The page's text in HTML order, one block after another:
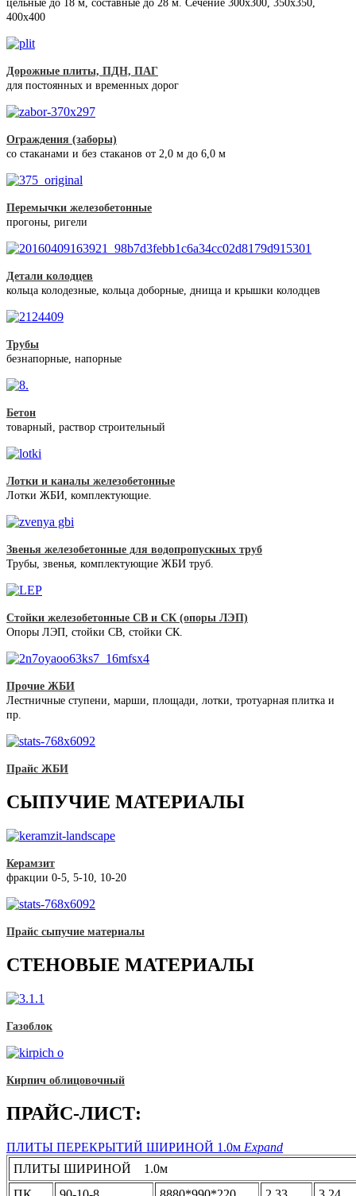
цельные до 18 м, составные до 28 м. Сечение 300x300, 350x350,
400х400
Дорожные плиты, ПДН, ПАГ
для постоянных и временных дорог
Ограждения (заборы)
со стаканами и без стаканов от 2,0 м до 6,0 м
Перемычки железобетонные
прогоны, ригели
Детали колодцев
кольца колодезные, кольца доборные, днища и крышки колодцев
Трубы
безнапорные, напорные
Бетон
товарный, раствор строительный
Лотки и каналы железобетонные
Лотки ЖБИ, комплектующие.
Звенья железобетонные для водопропускных труб
Трубы, звенья, комплектующие ЖБИ труб.
Стойки железобетонные СВ и СК (опоры ЛЭП)
Опоры ЛЭП, стойки СВ, стойки СК.
Прочие ЖБИ
Лестничные ступени, марши, площади, лотки, тротуарная плитка и
пр.
Прайс ЖБИ
СЫПУЧИЕ МАТЕРИАЛЫ
Керамзит
фракции 0-5, 5-10, 10-20
Прайс сыпучие материалы
СТЕНОВЫЕ МАТЕРИАЛЫ
Газоблок
Кирпич облицовочный
ПРАЙС-ЛИСТ:
ПЛИТЫ ПЕРЕКРЫТИЙ ШИРИНОЙ 1.0м Expand
ПЛИТЫ ШИРИНОЙ 1.0м